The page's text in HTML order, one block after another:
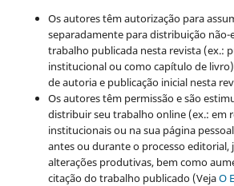
Os autores têm autorização para
separadamente para distribuição não-
trabalho publicada nesta revista (ex.:
institucional ou como capítulo de
de autoria e publicação inicial nesta
Os autores têm permissão e são
distribuir seu trabalho online (ex.: em
institucionais ou na sua página
antes ou durante o processo editorial,
alterações produtivas, bem como
citação do trabalho publicado (VejaO